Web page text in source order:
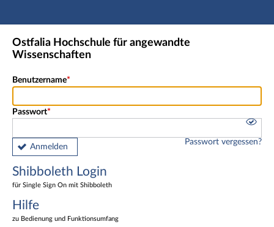
Hauptnavigation
Shibboleth Login
Ostfalia Hochschule für angewandte
Wissenschaften
Benutzername
Passwort
Anmelden
Passwort vergessen?
Shibboleth Login
für Single Sign On mit Shibboleth
Hilfe
zu Bedienung und Funktionsumfang